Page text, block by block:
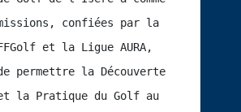
confiées par la
et la Ligue AURA,
permettre la Découverte
la Pratique du Golf au